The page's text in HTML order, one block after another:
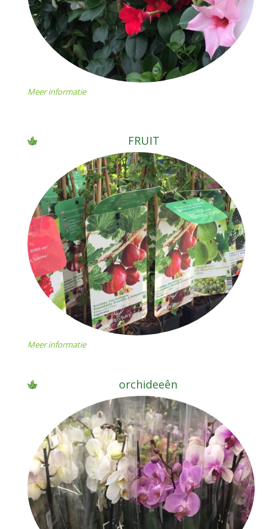
Meer informatie
FRUIT
Meer informatie
orchideeên